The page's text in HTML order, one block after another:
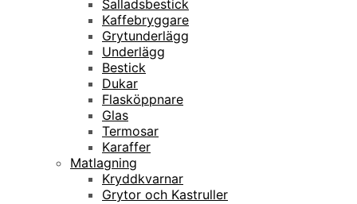
Salladsbestick
Kaffebryggare
Grytunderlägg
Underlägg
Bestick
Dukar
Flasköppnare
Glas
Termosar
Karaffer
Matlagning
Kryddkvarnar
Grytor och Kastruller